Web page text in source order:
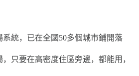
統，已在全國50多個城市鋪開落
只要在高密度住區旁邊，都能用，